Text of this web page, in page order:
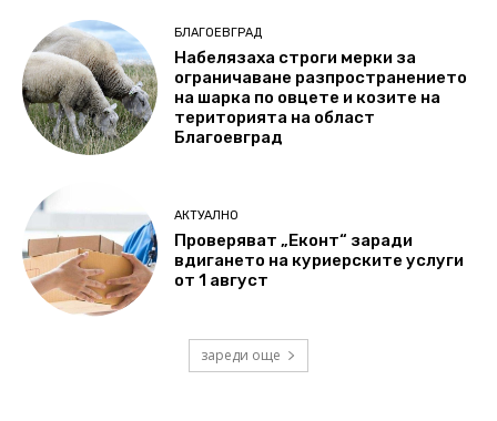
БЛАГОЕВГРАД
Набелязаха строги мерки за
ограничаване разпространението
на шарка по овцете и козите на
територията на област
Благоевград
АКТУАЛНО
Проверяват „Еконт“ заради
вдигането на куриерските услуги
от 1 август
зареди още